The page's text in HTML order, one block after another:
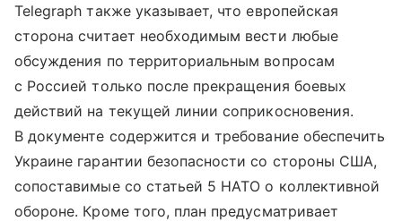
Telegraph также указывает, что европейская
сторона считает необходимым вести любые
обсуждения по территориальным вопросам
с Россией только после прекращения боевых
действий на текущей линии соприкосновения.
В документе содержится и требование обеспечить
Украине гарантии безопасности со стороны США,
сопоставимые со статьей 5 НАТО о коллективной
обороне. Кроме того, план предусматривает